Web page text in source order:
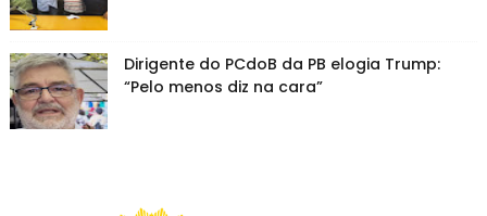
Dirigente do PCdoB da PB elogia Trump:
“Pelo menos diz na cara”